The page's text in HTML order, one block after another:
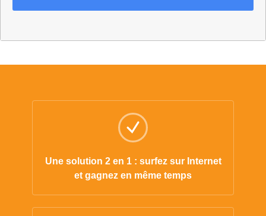
Une solution 2 en 1 : surfez sur Internet
et gagnez en même temps